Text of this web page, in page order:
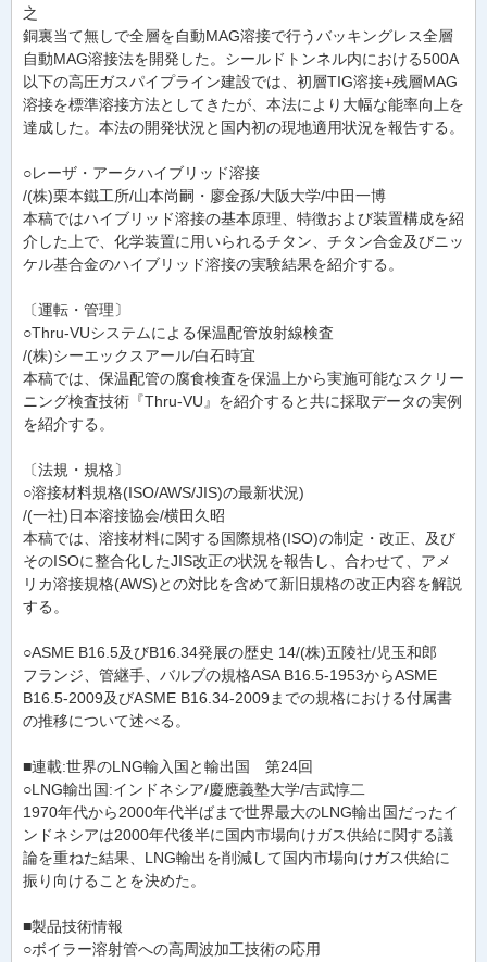
之
銅裏当て無しで全層を自動MAG溶接で行うバッキングレス全層
自動MAG溶接法を開発した。シールドトンネル内における500A
以下の高圧ガスパイプライン建設では、初層TIG溶接+残層MAG
溶接を標準溶接方法としてきたが、本法により大幅な能率向上を
達成した。本法の開発状況と国内初の現地適用状況を報告する。
○レーザ・アークハイブリッド溶接
/(株)栗本鐵工所/山本尚嗣・廖金孫/大阪大学/中田一博
本稿ではハイブリッド溶接の基本原理、特徴および装置構成を紹
介した上で、化学装置に用いられるチタン、チタン合金及びニッ
ケル基合金のハイブリッド溶接の実験結果を紹介する。
〔運転・管理〕
○Thru-VUシステムによる保温配管放射線検査
/(株)シーエックスアール/白石時宜
本稿では、保温配管の腐食検査を保温上から実施可能なスクリー
ニング検査技術『Thru-VU』を紹介すると共に採取データの実例
を紹介する。
〔法規・規格〕
○溶接材料規格(ISO/AWS/JIS)の最新状況)
/(一社)日本溶接協会/横田久昭
本稿では、溶接材料に関する国際規格(ISO)の制定・改正、及び
そのISOに整合化したJIS改正の状況を報告し、合わせて、アメ
リカ溶接規格(AWS)との対比を含めて新旧規格の改正内容を解説
する。
○ASME B16.5及びB16.34発展の歴史 14/(株)五陵社/児玉和郎
フランジ、管継手、バルブの規格ASA B16.5-1953からASME
B16.5-2009及びASME B16.34-2009までの規格における付属書
の推移について述べる。
■連載:世界のLNG輸入国と輸出国 第24回
○LNG輸出国:インドネシア/慶應義塾大学/吉武惇二
1970年代から2000年代半ばまで世界最大のLNG輸出国だったイ
ンドネシアは2000年代後半に国内市場向けガス供給に関する議
論を重ねた結果、LNG輸出を削減して国内市場向けガス供給に
振り向けることを決めた。
■製品技術情報
○ボイラー溶射管への高周波加工技術の応用